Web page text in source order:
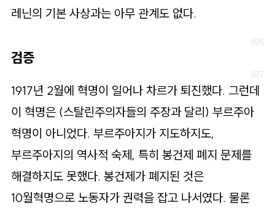
레닌의 기본 사상과는 아무 관계도 없다.
검증
1917년 2월에 혁명이 일어나 차르가 퇴진했다. 그런데
이 혁명은 (스탈린주의자들의 주장과 달리) 부르주아
혁명이 아니었다. 부르주아지가 지도하지도,
부르주아지의 역사적 숙제, 특히 봉건제 폐지 문제를
해결하지도 못했다. 봉건제가 폐지된 것은
10월혁명으로 노동자가 권력을 잡고 나서였다. 물론